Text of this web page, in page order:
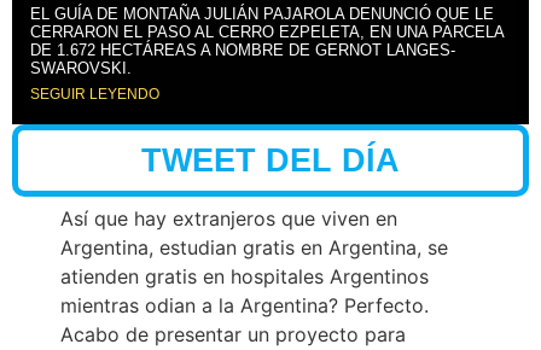
EL GUÍA DE MONTAÑA JULIÁN PAJAROLA DENUNCIÓ QUE LE
CERRARON EL PASO AL CERRO EZPELETA, EN UNA PARCELA
DE 1.672 HECTÁREAS A NOMBRE DE GERNOT LANGES-
SWAROVSKI.
SEGUIR LEYENDO
TWEET DEL DÍA
Así que hay extranjeros que viven en
Argentina, estudian gratis en Argentina, se
atienden gratis en hospitales Argentinos
mientras odian a la Argentina? Perfecto.
Acabo de presentar un proyecto para